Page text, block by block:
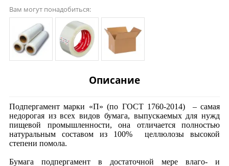
Вам могут понадобиться:
Описание
Подпергамент марки «П» (по ГОСТ 1760-2014) – самая
недорогая из всех видов бумага, выпускаемых для нужд
пищевой промышленности, она отличается полностью
натуральным составом из 100% целлюлозы высокой
степени помола.
Бумага подпергамент в достаточной мере влаго- и